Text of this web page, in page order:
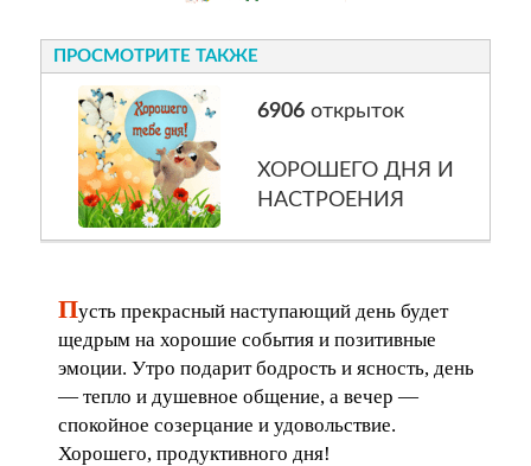
ПРОСМОТРИТЕ ТАКЖЕ
6906открыток
ХОРОШЕГО ДНЯ И
НАСТРОЕНИЯ
Пусть прекрасный наступающий день будет
щедрым на хорошие события и позитивные
эмоции. Утро подарит бодрость и ясность, день
— тепло и душевное общение, а вечер —
спокойное созерцание и удовольствие.
Хорошего, продуктивного дня!